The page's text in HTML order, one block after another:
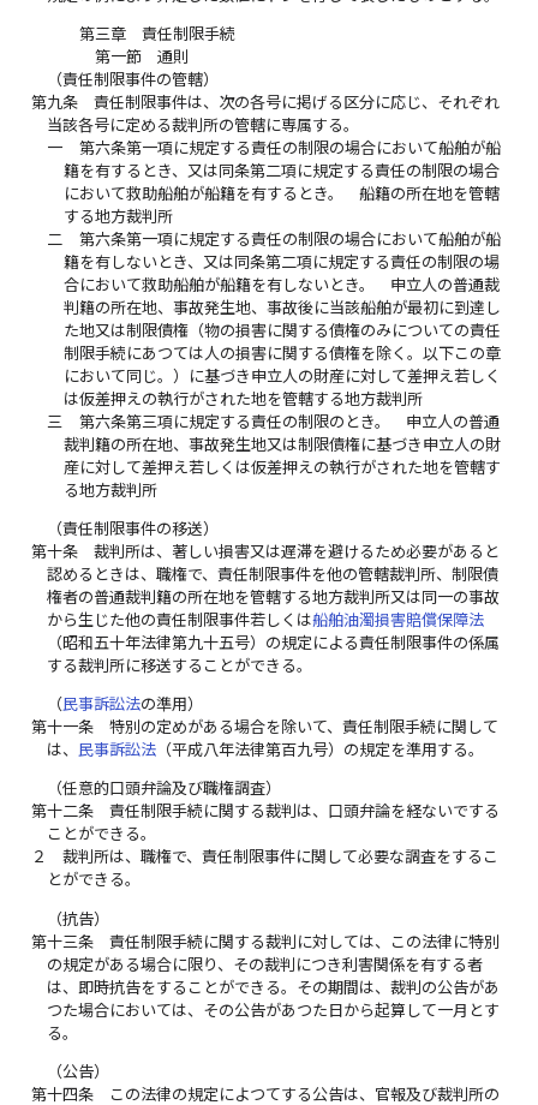
第三章 責任制限手続
第一節 通則
（責任制限事件の管轄）
第九条
責任制限事件は、次の各号に掲げる区分に応じ、それぞれ
当該各号に定める裁判所の管轄に専属する。
一
第六条第一項に規定する責任の制限の場合において船舶が船
籍を有するとき、又は同条第二項に規定する責任の制限の場合
において救助船舶が船籍を有するとき。 船籍の所在地を管轄
する地方裁判所
二
第六条第一項に規定する責任の制限の場合において船舶が船
籍を有しないとき、又は同条第二項に規定する責任の制限の場
合において救助船舶が船籍を有しないとき。 申立人の普通裁
判籍の所在地、事故発生地、事故後に当該船舶が最初に到達し
た地又は制限債権（物の損害に関する債権のみについての責任
制限手続にあつては人の損害に関する債権を除く。以下この章
において同じ。）に基づき申立人の財産に対して差押え若しく
は仮差押えの執行がされた地を管轄する地方裁判所
三
第六条第三項に規定する責任の制限のとき。 申立人の普通
裁判籍の所在地、事故発生地又は制限債権に基づき申立人の財
産に対して差押え若しくは仮差押えの執行がされた地を管轄す
る地方裁判所
（責任制限事件の移送）
第十条
裁判所は、著しい損害又は遅滞を避けるため必要があると
認めるときは、職権で、責任制限事件を他の管轄裁判所、制限債
権者の普通裁判籍の所在地を管轄する地方裁判所又は同一の事故
から生じた他の責任制限事件若しくは船舶油濁損害賠償保障法
（昭和五十年法律第九十五号）の規定による責任制限事件の係属
する裁判所に移送することができる。
（民事訴訟法の準用）
第十一条
特別の定めがある場合を除いて、責任制限手続に関して
は、民事訴訟法 （平成八年法律第百九号）の規定を準用する。
（任意的口頭弁論及び職権調査）
第十二条
責任制限手続に関する裁判は、口頭弁論を経ないでする
ことができる。
２
裁判所は、職権で、責任制限事件に関して必要な調査をするこ
とができる。
（抗告）
第十三条
責任制限手続に関する裁判に対しては、この法律に特別
の規定がある場合に限り、その裁判につき利害関係を有する者
は、即時抗告をすることができる。その期間は、裁判の公告があ
つた場合においては、その公告があつた日から起算して一月とす
る。
（公告）
第十四条
この法律の規定によつてする公告は、官報及び裁判所の